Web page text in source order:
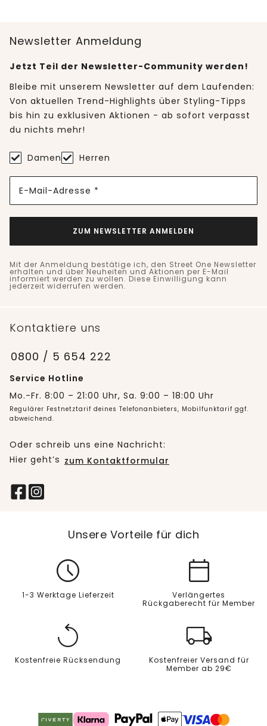
Newsletter Anmeldung
Jetzt Teil der Newsletter-Community werden!
Bleibe mit unserem Newsletter auf dem Laufenden:
Von aktuellen Trend-Highlights über Styling-Tipps
bis hin zu exklusiven Aktionen - ab sofort verpasst
du nichts mehr!
Damen Herren
E-Mail-Adresse *
ZUM NEWSLETTER ANMELDEN
Mit der Anmeldung bestätige ich, den Street One Newsletter
erhalten und über Neuheiten und Aktionen per E-Mail
informiert werden zu wollen. Diese Einwilligung kann
jederzeit widerrufen werden.
Kontaktiere uns
0800 / 5 654 222
Service Hotline
Mo.-Fr. 8:00 – 21:00 Uhr, Sa. 9:00 – 18:00 Uhr
Regulärer Festnetztarif deines Telefonanbieters, Mobilfunktarif ggf.
abweichend.
Oder schreib uns eine Nachricht:
Hier geht’s zum Kontaktformular
Unsere Vorteile für dich
1-3 Werktage Lieferzeit
Verlängertes
Rückgaberecht für Member
Kostenfreie Rücksendung
Kostenfreier Versand für
Member ab 29€